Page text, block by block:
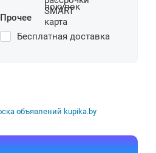
Прочее
Бесплатная доставка